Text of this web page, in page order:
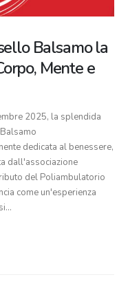
Balsamo la
Mente e
2025, la splendida
dedicata al benessere,
dall'associazione
del Poliambulatorio
come un'esperienza